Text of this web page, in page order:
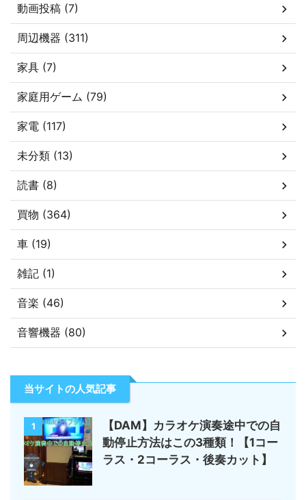
動画投稿 (7)
周辺機器 (311)
家具 (7)
家庭用ゲーム (79)
家電 (117)
未分類 (13)
読書 (8)
買物 (364)
車 (19)
雑記 (1)
音楽 (46)
音響機器 (80)
当サイトの人気記事
1
【DAM】カラオケ演奏途中での自
動停止方法はこの3種類！【1コー
ラス・2コーラス・後奏カット】